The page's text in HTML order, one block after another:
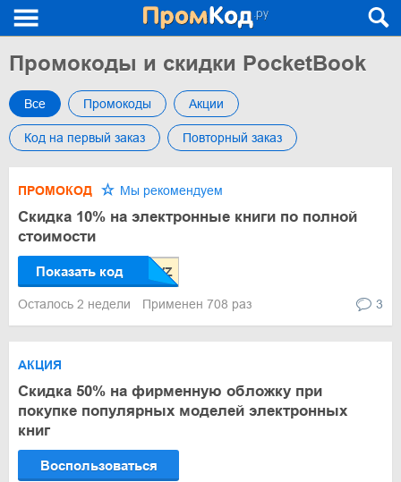
Промокоды и скидки PocketBook
Все Промокоды Акции
Код на первый заказ Повторный заказ
ПРОМОКОД Мы рекомендуем
Скидка 10% на электронные книги по полной
стоимости
Показать код
Осталось 2 недели Применен 708 раз 3
АКЦИЯ
Скидка 50% на фирменную обложку при
покупке популярных моделей электронных
книг
Воспользоваться